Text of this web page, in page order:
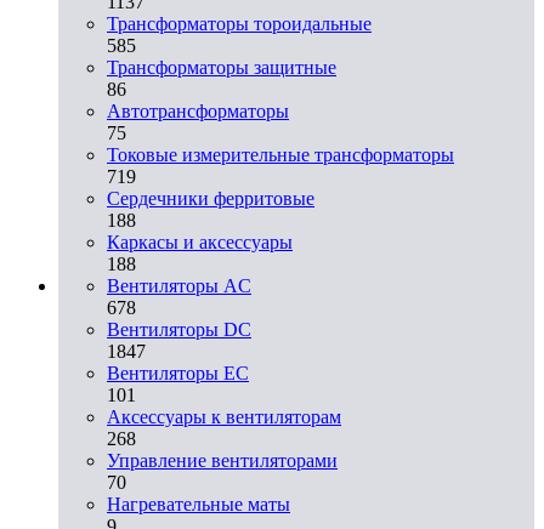
Трансформаторы тороидальные
585
Трансформаторы защитные
86
Автотрансформаторы
75
Токовые измерительные трансформаторы
719
Сердечники ферритовые
188
Каркасы и аксессуары
188
Вентиляторы AC
678
Вентиляторы DC
1847
Вентиляторы EC
101
Аксессуары к вентиляторам
268
Управление вентиляторами
70
Нагревательные маты